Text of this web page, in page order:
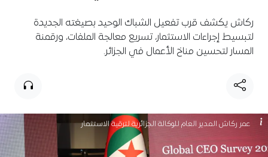
ركاش يكشف قرب تفعيل الشباك الوحيد بصيغته الجديدة
لتبسيط إجراءات الاستثمار، تسريع معالجة الملفات، ورقمنة
المسار لتحسين مناخ الأعمال في الجزائر.
عمر ركاش المدير العام للوكالة الجزائرية لترقية الاستثمار